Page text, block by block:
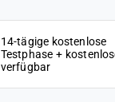
14-tägige kostenlose
Testphase +
verfügbar